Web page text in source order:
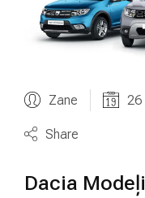
Zane 26
Share
Dacia